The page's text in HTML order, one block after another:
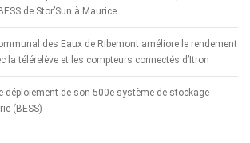
de Stor’Sun à Maurice
des Eaux de Ribemont améliore le rendement
la télérelève et les compteurs connectés d’Itron
déploiement de son 500e système de stockage
(BESS)